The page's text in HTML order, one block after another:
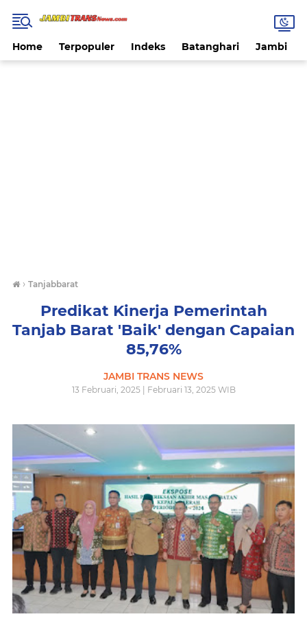
Home Terpopuler Indeks Batanghari Jambi
› Tanjabbarat
Predikat Kinerja Pemerintah
Tanjab Barat 'Baik' dengan Capaian
85,76%
JAMBI TRANS NEWS
13 Februari, 2025 | Februari 13, 2025 WIB